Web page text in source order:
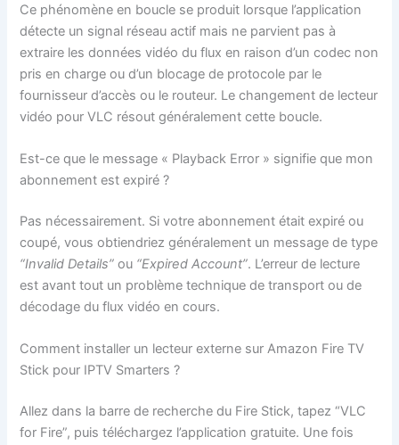
Ce phénomène en boucle se produit lorsque l’application
détecte un signal réseau actif mais ne parvient pas à
extraire les données vidéo du flux en raison d’un codec non
pris en charge ou d’un blocage de protocole par le
fournisseur d’accès ou le routeur. Le changement de lecteur
vidéo pour VLC résout généralement cette boucle.
Est-ce que le message « Playback Error » signifie que mon
abonnement est expiré ?
Pas nécessairement. Si votre abonnement était expiré ou
coupé, vous obtiendriez généralement un message de type
“Invalid Details” ou “Expired Account”. L’erreur de lecture
est avant tout un problème technique de transport ou de
décodage du flux vidéo en cours.
Comment installer un lecteur externe sur Amazon Fire TV
Stick pour IPTV Smarters ?
Allez dans la barre de recherche du Fire Stick, tapez “VLC
for Fire”, puis téléchargez l’application gratuite. Une fois